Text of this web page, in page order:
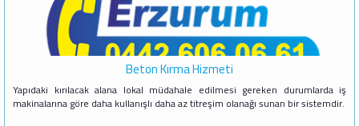
Beton Kırma Hizmeti
Yapıdaki kırılacak alana lokal müdahale edilmesi gereken durumlarda iş
makinalarına göre daha kullanışlı daha az titreşim olanağı sunan bir sistemdir.